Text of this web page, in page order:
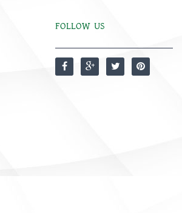
FOLLOW US